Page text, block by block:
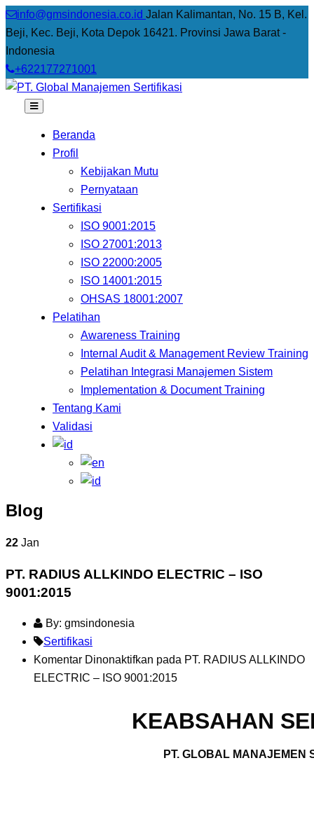
info@gmsindonesia.co.id Jalan Kalimantan, No. 15 B, Kel.
Beji, Kec. Beji, Kota Depok 16421. Provinsi Jawa Barat -
Indonesia
+622177271001
Beranda
Profil
Kebijakan Mutu
Pernyataan
Sertifikasi
ISO 9001:2015
ISO 27001:2013
ISO 22000:2005
ISO 14001:2015
OHSAS 18001:2007
Pelatihan
Awareness Training
Internal Audit & Management Review Training
Pelatihan Integrasi Manajemen Sistem
Implementation & Document Training
Tentang Kami
Validasi
Blog
22 Jan
PT. RADIUS ALLKINDO ELECTRIC – ISO
9001:2015
By: gmsindonesia
Sertifikasi
Komentar Dinonaktifkan pada PT. RADIUS ALLKINDO
ELECTRIC – ISO 9001:2015
KEABSAHAN
PT. GLOBAL MANAJEMEN